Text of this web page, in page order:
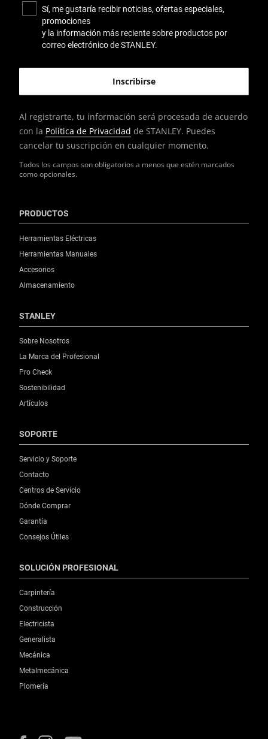
Todos los campos son obligatorios a menos que estén marcados
como opcionales.
Sí, me gustaría recibir noticias, ofertas especiales,
promociones
y la información más reciente sobre productos por
correo electrónico de STANLEY.
Al registrarte, tu información será procesada de acuerdo
con la Política de Privacidad de STANLEY. Puedes
cancelar tu suscripción en cualquier momento.
PRODUCTOS
Herramientas Eléctricas
Herramientas Manuales
Accesorios
Almacenamiento
STANLEY
Sobre Nosotros
La Marca del Profesional
Pro Check
Sostenibilidad
Artículos
SOPORTE
Servicio y Soporte
Contacto
Centros de Servicio
Dónde Comprar
Garantía
Consejos Útiles
SOLUCIÓN PROFESIONAL
Carpintería
Construcción
Electricista
Generalista
Mecánica
Metalmecánica
Plomería